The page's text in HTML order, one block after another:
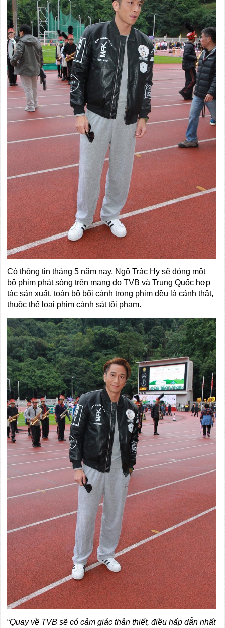
Có thông tin tháng 5 năm nay, Ngô Trác Hy sẽ đóng một
bộ phim phát sóng trên mạng do TVB và Trung Quốc hợp
tác sản xuất, toàn bộ bối cảnh trong phim đều là cảnh thật,
thuộc thể loại phim cảnh sát tội phạm.
“Quay về TVB sẽ có cảm giác thân thiết, điều hấp dẫn nhất